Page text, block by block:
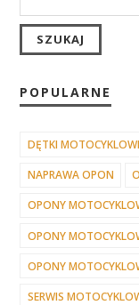
POPULARNE
DĘTKI
NAPRAWA OPON
OPONY
OPONY
OPONY
SERWIS